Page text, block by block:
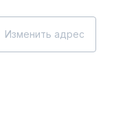
Изменить адрес